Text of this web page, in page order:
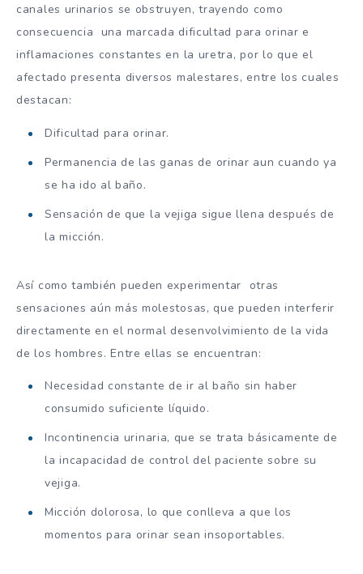
canales urinarios se obstruyen, trayendo como
consecuencia una marcada dificultad para orinar e
inflamaciones constantes en la uretra, por lo que el
afectado presenta diversos malestares, entre los cuales
destacan:
Dificultad para orinar.
Permanencia de las ganas de orinar aun cuando ya
se ha ido al baño.
Sensación de que la vejiga sigue llena después de
la micción.
Así como también pueden experimentar otras
sensaciones aún más molestosas, que pueden interferir
directamente en el normal desenvolvimiento de la vida
de los hombres. Entre ellas se encuentran:
Necesidad constante de ir al baño sin haber
consumido suficiente líquido.
Incontinencia urinaria, que se trata básicamente de
la incapacidad de control del paciente sobre su
vejiga.
Micción dolorosa, lo que conlleva a que los
momentos para orinar sean insoportables.